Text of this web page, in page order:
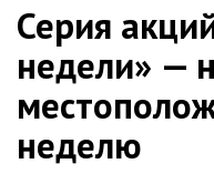
Серия
недели» —
неделю